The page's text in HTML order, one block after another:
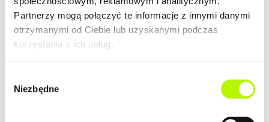
Partnerzy mogą połączyć te informacje z innymi danymi
otrzymanymi od Ciebie lub uzyskanymi podczas
korzystania z ich usług.
zgody
Niezbędne
Mieszkania z rynku wtórnego w Rzeszowie
W naszej ofercie dostępne sąmieszkania z rynku wtórnego
w Rzeszowie – przy
wyremontowanej kamienicy przy
To propozycja dla osób, które szukają mieszkania gotowego
do zakupu bez oczekiwania na zakończenie budowy.
26 m² do 74 m²,